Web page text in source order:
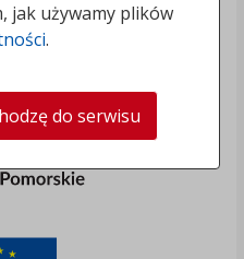
jak używamy plików
.
do serwisu